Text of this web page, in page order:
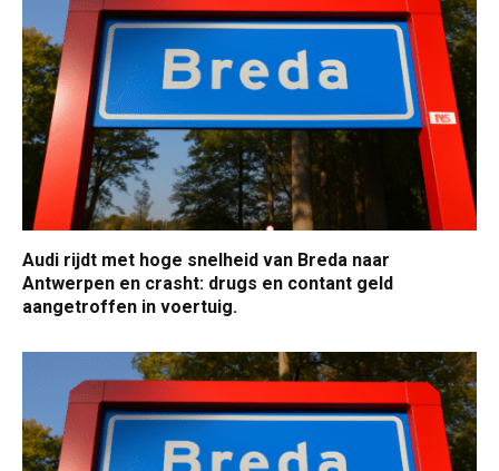
Audi rijdt met hoge snelheid van Breda naar
Antwerpen en crasht: drugs en contant geld
aangetroffen in voertuig.